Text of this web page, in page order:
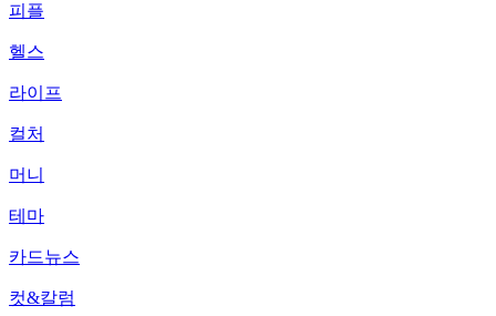
피플
헬스
라이프
컬처
머니
테마
카드뉴스
컷&칼럼